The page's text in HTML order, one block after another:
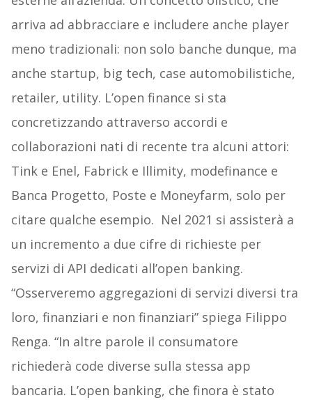
arriva ad abbracciare e includere anche player
meno tradizionali: non solo banche dunque, ma
anche startup, big tech, case automobilistiche,
retailer, utility. L’open finance si sta
concretizzando attraverso accordi e
collaborazioni nati di recente tra alcuni attori:
Tink e Enel, Fabrick e Illimity, modefinance e
Banca Progetto, Poste e Moneyfarm, solo per
citare qualche esempio. Nel 2021 si assisterà a
un incremento a due cifre di richieste per
servizi di API dedicati all’open banking.
“Osserveremo aggregazioni di servizi diversi tra
loro, finanziari e non finanziari” spiega Filippo
Renga. “In altre parole il consumatore
richiederà code diverse sulla stessa app
bancaria. L’open banking, che finora è stato